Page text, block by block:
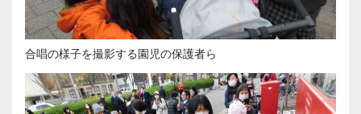
合唱の様子を撮影する園児の保護者ら